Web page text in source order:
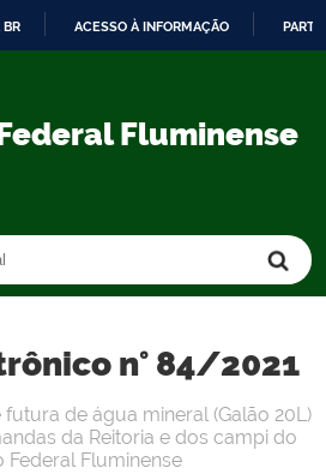
CONTEÚDO
ACESSO À INFORMAÇÃO
Fluminense
n° 84/2021
de água mineral (Galão 20L)
da Reitoria e dos campi do
Federal Fluminense